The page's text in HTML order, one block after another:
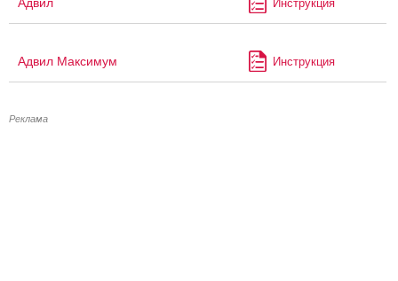
Адвил Инструкция
Адвил Максимум Инструкция
Реклама